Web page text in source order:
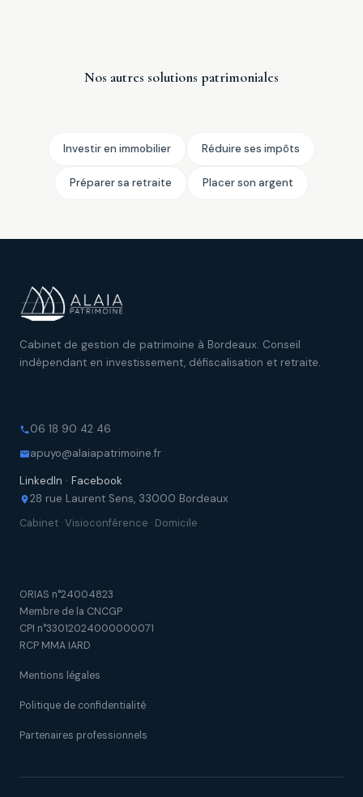
Nos autres solutions patrimoniales
Investir en immobilier Réduire ses impôts
Préparer sa retraite Placer son argent
Cabinet de gestion de patrimoine à Bordeaux. Conseil
indépendant en investissement, défiscalisation et retraite.
06 18 90 42 46
apuyo@alaiapatrimoine.fr
LinkedIn · Facebook
28 rue Laurent Sens, 33000 Bordeaux
Cabinet · Visioconférence · Domicile
ORIAS n°24004823
Membre de la CNCGP
CPI n°33012024000000071
RCP MMA IARD
Mentions légales
Politique de confidentialité
Partenaires professionnels